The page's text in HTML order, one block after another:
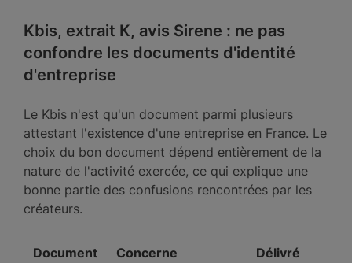
Kbis, extrait K, avis Sirene : ne pas
confondre les documents d'identité
d'entreprise
Le Kbis n'est qu'un document parmi plusieurs
attestant l'existence d'une entreprise en France. Le
choix du bon document dépend entièrement de la
nature de l'activité exercée, ce qui explique une
bonne partie des confusions rencontrées par les
créateurs.
Document Concerne
Délivré